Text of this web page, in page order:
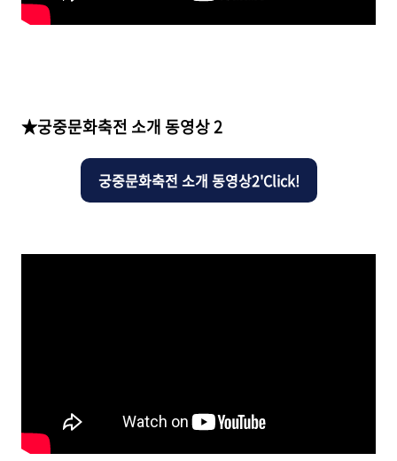
★궁중문화축전 소개 동영상 2
궁중문화축전 소개 동영상2'Click!